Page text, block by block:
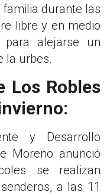
durante las
libre y en medio
alejarse un
la urbes.
Los Robles
y Desarrollo
Moreno anunció
se realizan
a las 11